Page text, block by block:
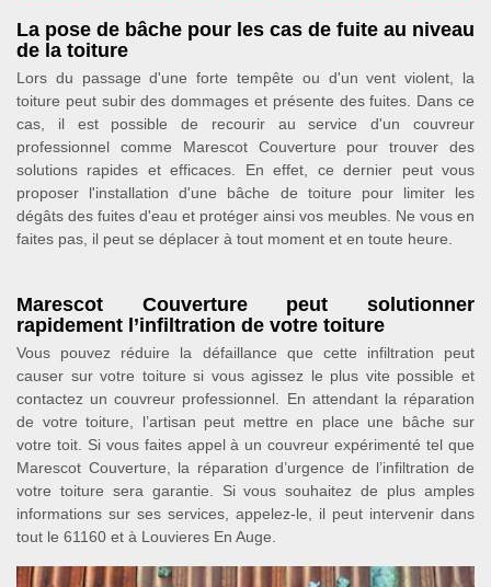
La pose de bâche pour les cas de fuite au niveau
de la toiture
Lors du passage d'une forte tempête ou d'un vent violent, la
toiture peut subir des dommages et présente des fuites. Dans ce
cas, il est possible de recourir au service d'un couvreur
professionnel comme Marescot Couverture pour trouver des
solutions rapides et efficaces. En effet, ce dernier peut vous
proposer l'installation d'une bâche de toiture pour limiter les
dégâts des fuites d'eau et protéger ainsi vos meubles. Ne vous en
faites pas, il peut se déplacer à tout moment et en toute heure.
Marescot Couverture peut solutionner
rapidement l’infiltration de votre toiture
Vous pouvez réduire la défaillance que cette infiltration peut
causer sur votre toiture si vous agissez le plus vite possible et
contactez un couvreur professionnel. En attendant la réparation
de votre toiture, l’artisan peut mettre en place une bâche sur
votre toit. Si vous faites appel à un couvreur expérimenté tel que
Marescot Couverture, la réparation d’urgence de l’infiltration de
votre toiture sera garantie. Si vous souhaitez de plus amples
informations sur ses services, appelez-le, il peut intervenir dans
tout le 61160 et à Louvieres En Auge.